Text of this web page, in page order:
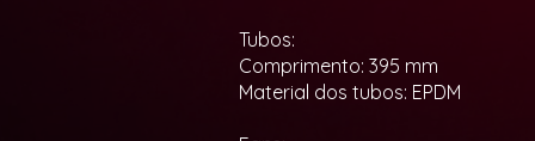
Tubos:
Comprimento: 395 mm
Material dos tubos: EPDM